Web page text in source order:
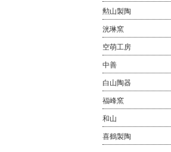
勲山製陶
洸琳窯
空萌工房
中善
白山陶器
福峰窯
和山
喜鶴製陶